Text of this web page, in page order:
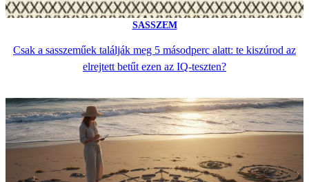
SASSZEM
Csak a sasszeműek találják meg 5 másodperc alatt: te kiszúrod az
elrejtett betűt ezen az IQ-teszten?